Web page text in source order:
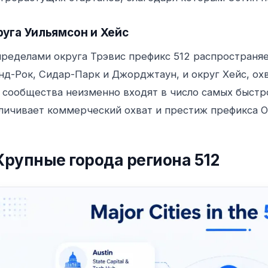
Уильямсон и Хейс
округа Трэвис префикс 512
Рок, Сидар-Парк и Джорджтаун, и округ Хейс,
неизменно входят в число самых
коммерческий охват и престиж префикса
города региона 512